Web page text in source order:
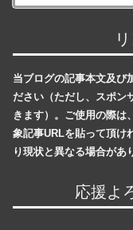
当ブログの記事本文及び
ださい（ただし、スポン
きます）。ご使用の際は
象記事URLを貼って頂け
り現状と異なる場合があ
応援よ